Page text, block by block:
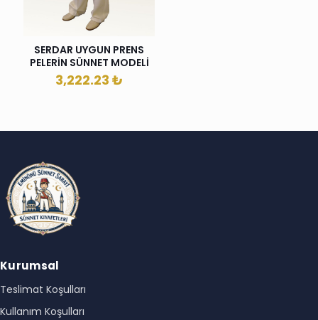
SERDAR UYGUN PRENS
PELERİN SÜNNET MODELİ
3,222.23 ₺
Kurumsal
Teslimat Koşulları
Kullanım Koşulları